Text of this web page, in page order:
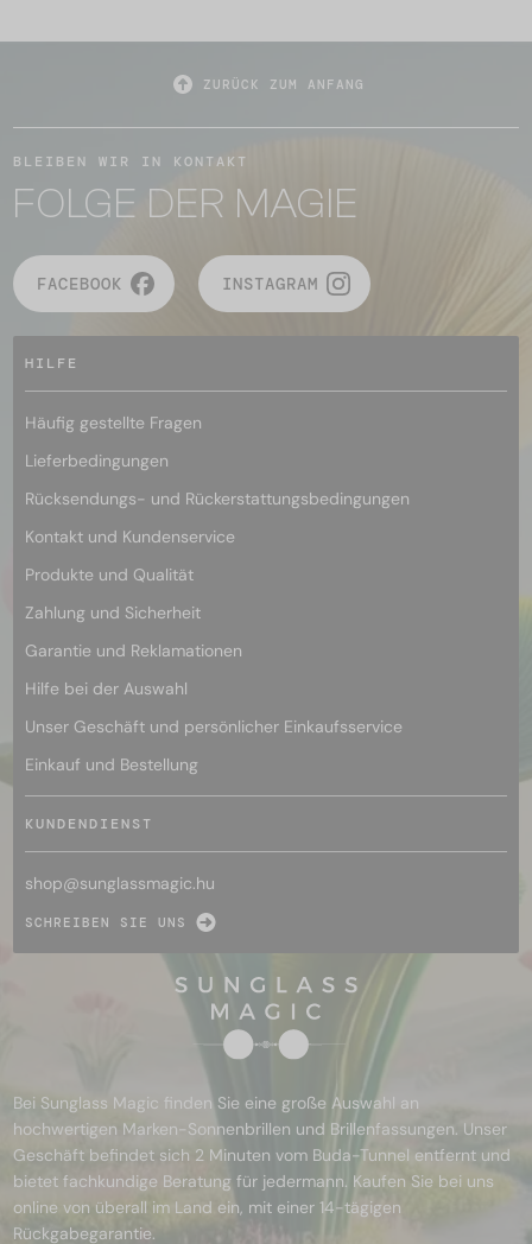
ZURÜCK ZUM ANFANG
BLEIBEN WIR IN KONTAKT
FOLGE DER MAGIE
FACEBOOK INSTAGRAM
HILFE
Häufig gestellte Fragen
Lieferbedingungen
Rücksendungs- und Rückerstattungsbedingungen
Kontakt und Kundenservice
Produkte und Qualität
Zahlung und Sicherheit
Garantie und Reklamationen
Hilfe bei der Auswahl
Unser Geschäft und persönlicher Einkaufsservice
Einkauf und Bestellung
KUNDENDIENST
shop@sunglassmagic.hu
SCHREIBEN SIE UNS
Bei Sunglass Magic finden Sie eine große Auswahl an
hochwertigen Marken-Sonnenbrillen und Brillenfassungen. Unser
Geschäft befindet sich 2 Minuten vom Buda-Tunnel entfernt und
bietet fachkundige Beratung für jedermann. Kaufen Sie bei uns
online von überall im Land ein, mit einer 14-tägigen
Rückgabegarantie.